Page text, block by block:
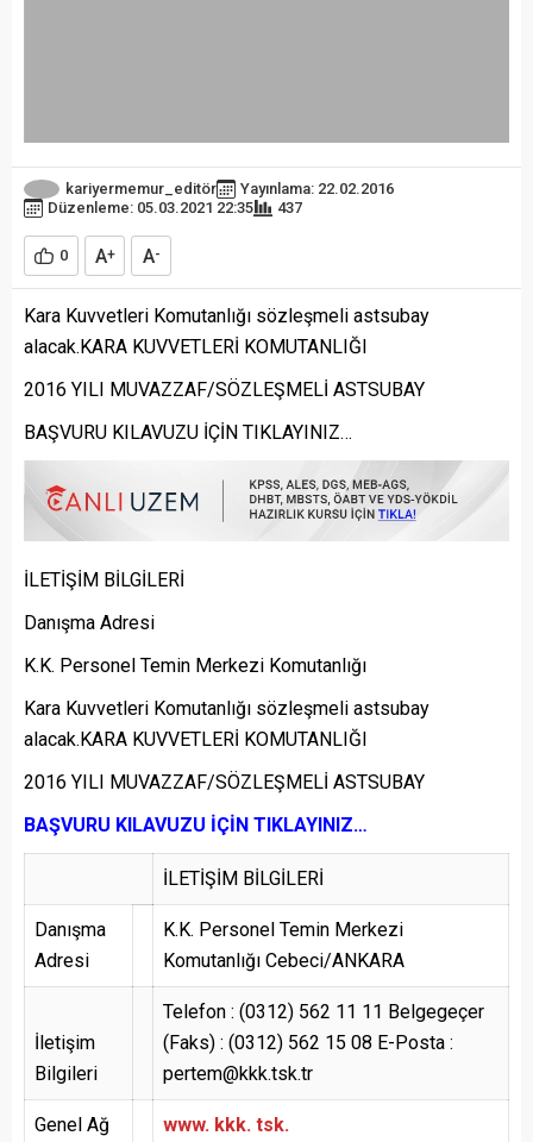
kariyermemur_editör
Yayınlama: 22.02.2016
Düzenleme: 05.03.2021 22:35
437
0 A+ A-
Kara Kuvvetleri Komutanlığı sözleşmeli astsubay
alacak.KARA KUVVETLERİ KOMUTANLIĞI
2016 YILI MUVAZZAF/SÖZLEŞMELİ ASTSUBAY
BAŞVURU KILAVUZU İÇİN TIKLAYINIZ…
İLETİŞİM BİLGİLERİ
Danışma Adresi
K.K. Personel Temin Merkezi Komutanlığı
Kara Kuvvetleri Komutanlığı sözleşmeli astsubay
alacak.KARA KUVVETLERİ KOMUTANLIĞI
2016 YILI MUVAZZAF/SÖZLEŞMELİ ASTSUBAY
BAŞVURU KILAVUZU İÇİN TIKLAYINIZ…
İLETİŞİM BİLGİLERİ
Danışma
Adresi
K.K. Personel Temin Merkezi
Komutanlığı Cebeci/ANKARA
İletişim
Bilgileri
Telefon : (0312) 562 11 11 Belgegeçer
(Faks) : (0312) 562 15 08 E-Posta :
pertem@kkk.tsk.tr
Genel Ağ
www. kkk. tsk.